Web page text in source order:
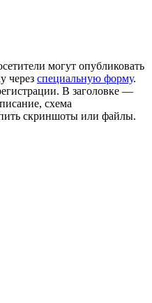
могут опубликовать
через специальную форму.
В заголовке —
схема
скриншоты или файлы.